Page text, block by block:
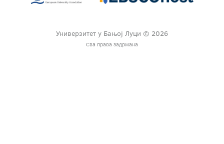
Универзитет у Бањој Луци © 2026
Сва права задржана